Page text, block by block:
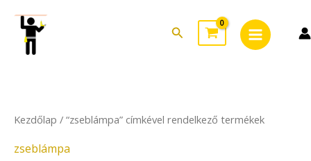
content
Search
Menu
Kezdőlap / “zseblámpa” címkével rendelkező termékek
zseblámpa